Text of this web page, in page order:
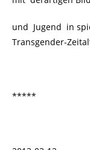
und Jugend in
Transgender-
*****